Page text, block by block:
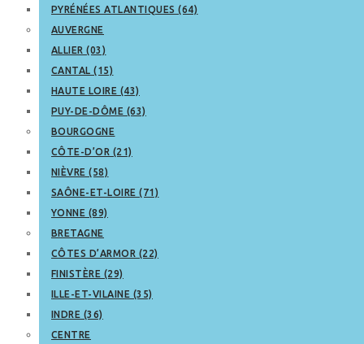
PYRÉNÉES ATLANTIQUES (64)
AUVERGNE
ALLIER (03)
CANTAL (15)
HAUTE LOIRE (43)
PUY-DE-DÔME (63)
BOURGOGNE
CÔTE-D’OR (21)
NIÈVRE (58)
SAÔNE-ET-LOIRE (71)
YONNE (89)
BRETAGNE
CÔTES D’ARMOR (22)
FINISTÈRE (29)
ILLE-ET-VILAINE (35)
INDRE (36)
CENTRE